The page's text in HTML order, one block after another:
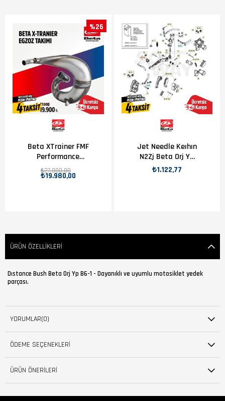
Beta XTrainer FMF
Performance
Egzoz
₺19.980,00
₺27.000,00
%26
Jet Needle Keıhın
N2Zj Beta Orj Yp
B11-2
₺1.122,77
ÜRÜN ÖZELLIKLERI
Dıstance Bush Beta Orj Yp B6-1 - Dayanıklı ve uyumlu motosiklet yedek
parçası.
YORUMLAR(0)
ÖDEME SEÇENEKLERI
ÜRÜN ÖNERILERI